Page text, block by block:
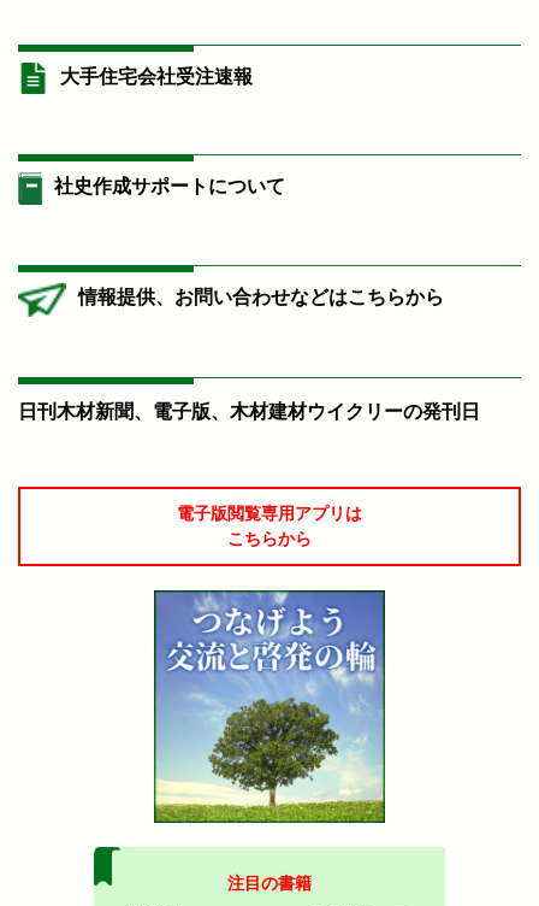
大手住宅会社受注速報
社史作成サポートについて
情報提供、お問い合わせなどはこちらから
日刊木材新聞、電子版、木材建材ウイクリーの発刊日
電子版閲覧専用アプリは
こちらから
注目の書籍